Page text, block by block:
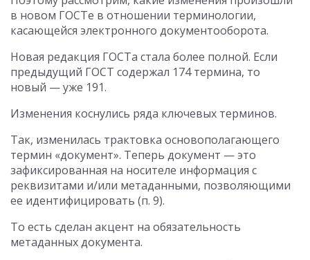
в новом ГОСТе в отношении терминологии,
касающейся электронного документооборота.
Новая редакция ГОСТа стала более полной. Если
предыдущий ГОСТ содержал 174 термина, то
новый — уже 191.
Изменения коснулись ряда ключевых терминов.
Так, изменилась трактовка основополагающего
термин «документ». Теперь документ — это
зафиксированная на носителе информация с
реквизитами и/или метаданными, позволяющими
ее идентифицировать (п. 9).
То есть сделан акцент на обязательность
метаданных документа.